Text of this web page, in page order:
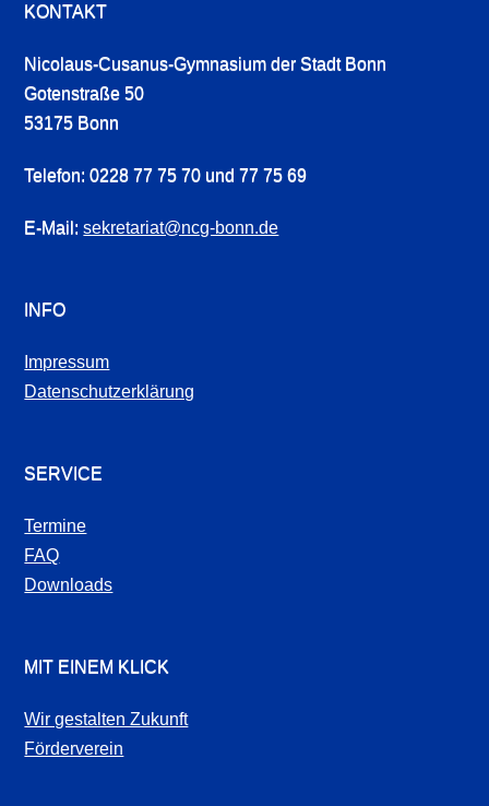
KONTAKT
Nicolaus-Cusanus-Gymnasium der Stadt Bonn
Gotenstraße 50
53175 Bonn
Telefon: 0228 77 75 70 und 77 75 69
E-Mail:sekretariat@ncg-bonn.de
INFO
Impressum
Datenschutzerklärung
SERVICE
Termine
FAQ
Downloads
MIT EINEM KLICK
Wir gestalten Zukunft
Förderverein